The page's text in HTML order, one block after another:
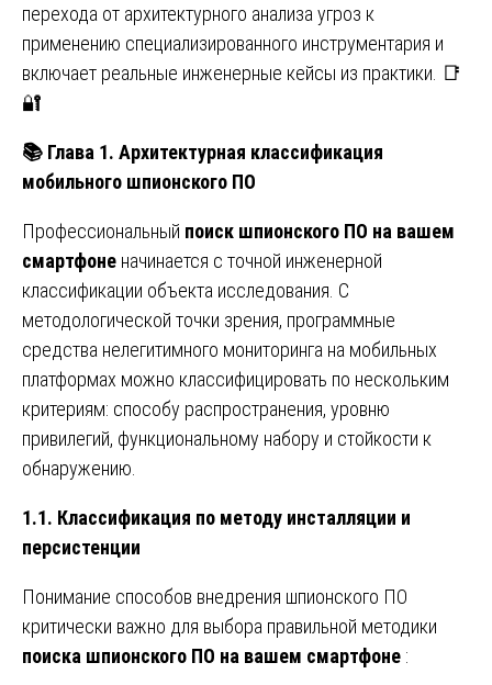
перехода от архитектурного анализа угроз к
применению специализированного инструментария и
включает реальные инженерные кейсы из практики. 📑
🔐
📚 Глава 1. Архитектурная классификация
мобильного шпионского ПО
Профессиональный поиск шпионского ПО на вашем
смартфоне начинается с точной инженерной
классификации объекта исследования. С
методологической точки зрения, программные
средства нелегитимного мониторинга на мобильных
платформах можно классифицировать по нескольким
критериям: способу распространения, уровню
привилегий, функциональному набору и стойкости к
обнаружению.
1.1. Классификация по методу инсталляции и
персистенции
Понимание способов внедрения шпионского ПО
критически важно для выбора правильной методики
поиска шпионского ПО на вашем смартфоне :